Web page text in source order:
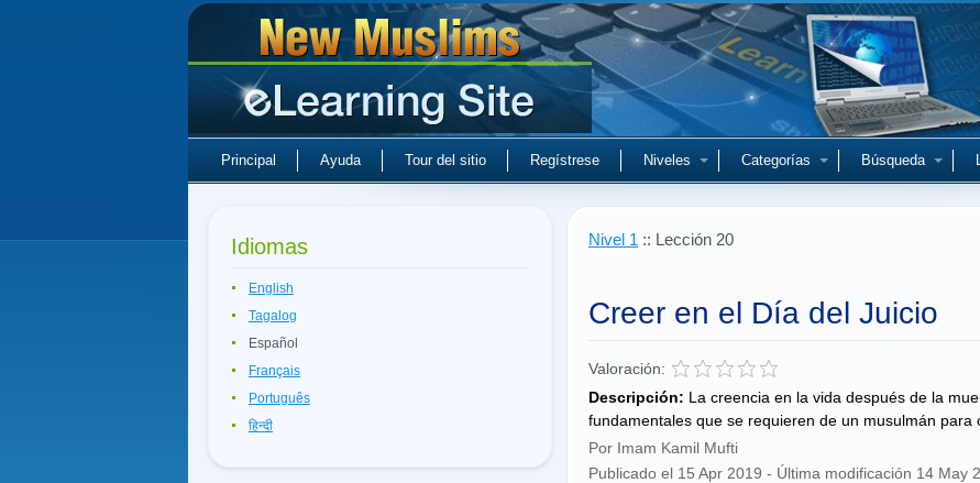
Principal Ayuda Tour del sitio Regístrese Niveles Categorías Búsqueda
Idiomas
English
Tagalog
Español
Français
Português
हिन्दी
Nivel 1 :: Lección 20
Creer en el Día del Juicio
Valoración:
Descripción: La creencia en la vida después de la
fundamentales que se requieren de un musulmán para
Por Imam Kamil Mufti
Publicado el 15 Apr 2019 - Última modificación 14 May